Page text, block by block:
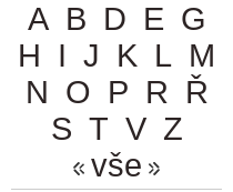
A B D E G
H I J K L M
N O P R Ř
S T V Z
vše